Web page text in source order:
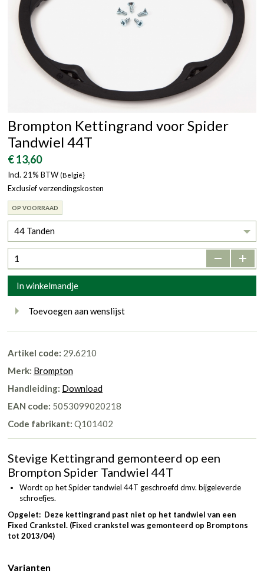
Brompton Kettingrand voor Spider
Tandwiel 44T
€ 13,60
Incl. 21% BTW (België}
Exclusief verzendingskosten
OP VOORRAAD
44 Tanden
- +
In winkelmandje
Toevoegen aan wenslijst
Artikel code: 29.6210
Merk: Brompton
Handleiding: Download
EAN code: 5053099020218
Code fabrikant: Q101402
Stevige Kettingrand gemonteerd op een
Brompton Spider Tandwiel 44T
Wordt op het Spider tandwiel 44T geschroefd dmv. bijgeleverde
schroefjes.
Opgelet: Deze kettingrand past niet op het tandwiel van een
Fixed Crankstel. (Fixed crankstel was gemonteerd op Bromptons
tot 2013/04)
Varianten